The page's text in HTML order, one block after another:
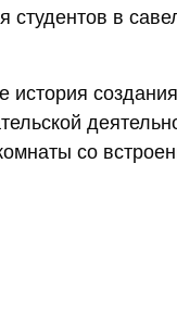
студентов в
история
со